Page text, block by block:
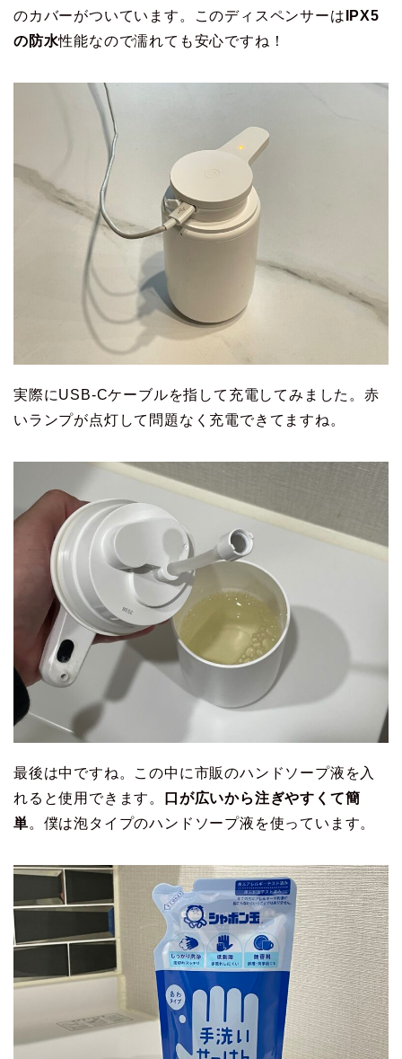
のカバーがついています。このディスペンサーは IPX5
の防水性能なので濡れても安心ですね！
実際にUSB-Cケーブルを指して充電してみました。赤
いランプが点灯して問題なく充電できてますね。
最後は中ですね。この中に市販のハンドソープ液を入
れると使用できます。
口が広いから注ぎやすくて簡
単。僕は泡タイプのハンドソープ液を使っています。